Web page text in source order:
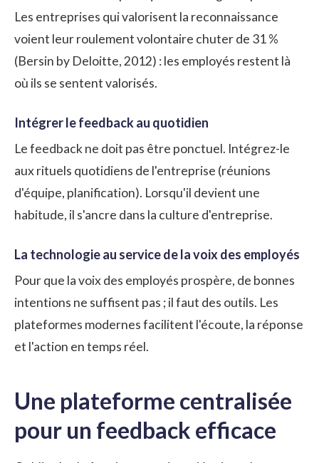
Les entreprises qui valorisent la reconnaissance
voient leur roulement volontaire chuter de 31 %
(Bersin by Deloitte, 2012) : les employés restent là
où ils se sentent valorisés.
Intégrer le feedback au quotidien
Le feedback ne doit pas être ponctuel. Intégrez-le
aux rituels quotidiens de l'entreprise (réunions
d'équipe, planification). Lorsqu'il devient une
habitude, il s'ancre dans la culture d'entreprise.
La technologie au service de la voix des employés
Pour que la voix des employés prospère, de bonnes
intentions ne suffisent pas ; il faut des outils. Les
plateformes modernes facilitent l'écoute, la réponse
et l'action en temps réel.
Une plateforme centralisée
pour un feedback efficace